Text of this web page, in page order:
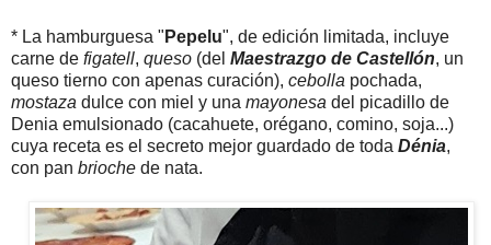
* La hamburguesa " Pepelu", de edición limitada, incluye
carne de figatell, queso (del Maestrazgo de Castellón, un
queso tierno con apenas curación), cebolla pochada,
mostaza dulce con miel y una mayonesa del picadillo de
Denia emulsionado (cacahuete, orégano, comino, soja...)
cuya receta es el secreto mejor guardado de toda Dénia,
con pan brioche de nata.